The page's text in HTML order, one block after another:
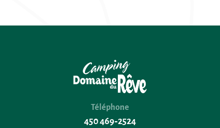
Téléphone
450 469‑2524